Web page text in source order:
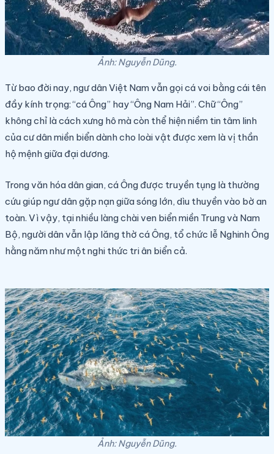
Ảnh: Nguyễn Dũng.
Từ bao đời nay, ngư dân Việt Nam vẫn gọi cá voi bằng cái tên
đầy kính trọng: “cá Ông” hay “Ông Nam Hải”. Chữ “Ông”
không chỉ là cách xưng hô mà còn thể hiện niềm tin tâm linh
của cư dân miền biển dành cho loài vật được xem là vị thần
hộ mệnh giữa đại dương.
Trong văn hóa dân gian, cá Ông được truyền tụng là thường
cứu giúp ngư dân gặp nạn giữa sóng lớn, dìu thuyền vào bờ an
toàn. Vì vậy, tại nhiều làng chài ven biển miền Trung và Nam
Bộ, người dân vẫn lập lăng thờ cá Ông, tổ chức lễ Nghinh Ông
hằng năm như một nghi thức tri ân biển cả.
Ảnh: Nguyễn Dũng.